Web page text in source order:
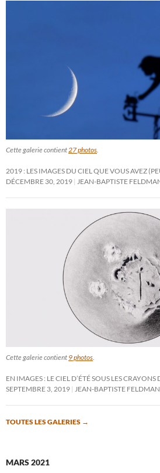
Cette galerie contient 27 photos
2019 : LES IMAGES DU CIEL QUE VOUS AVEZ
DÉCEMBRE 30, 2019
JEAN-BAPTISTE
Cette galerie contient 9 photos.
EN IMAGES : LE CIEL D’ÉTÉ SOUS LES
SEPTEMBRE 3, 2019 JEAN-BAPTISTE
TOUTES LES GALERIES →
MARS 2021